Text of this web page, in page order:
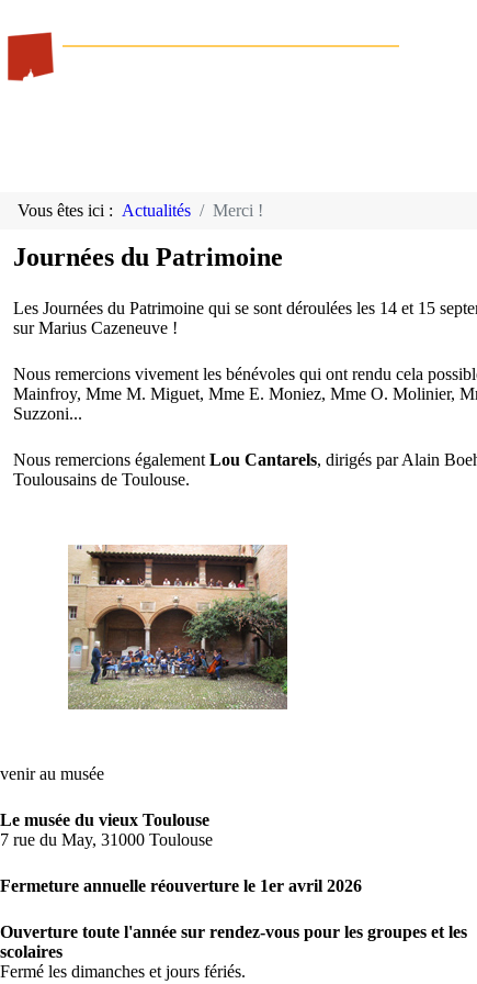
Vous êtes ici : Actualités Merci !
Journées du Patrimoine
Les Journées du Patrimoine qui se sont déroulées les 14 et 15
sur Marius Cazeneuve !
Nous remercions vivement les bénévoles qui ont rendu cela
Mainfroy, Mme M. Miguet, Mme E. Moniez, Mme O. Molinier,
Suzzoni...
Nous remercions également Lou Cantarels, dirigés par Alain
Toulousains de Toulouse.
venir au musée
Le musée du vieux Toulouse
7 rue du May, 31000 Toulouse
Fermeture annuelle réouverture le 1er avril 2026
Ouverture toute l'année sur rendez-vous pour les groupes et les
scolaires
Fermé les dimanches et jours fériés.